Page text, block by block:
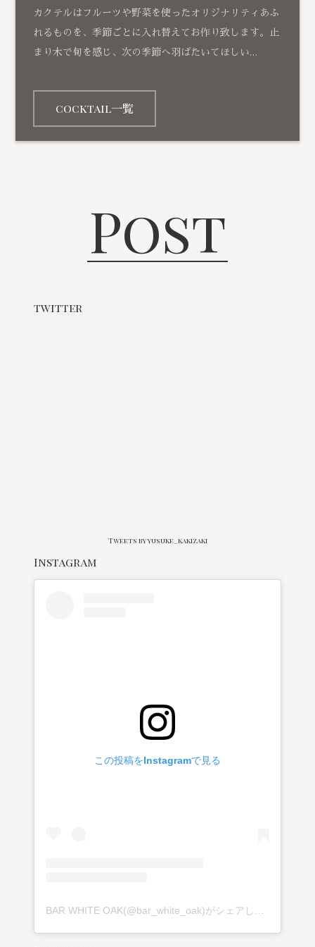
カクテルはフルーツや野菜を使ったオリジナリティあふ
れるものを、季節ごとに入れ替えてお作り致します。止
まり木で旬を感じ、次の季節へ羽ばたいてほしい…
cocktail一覧
Post
twitter
Tweets by yusuke_kakizaki
Instagram
この投稿をInstagramで見る
BAR WHITE OAK(@bar_white_oak)がシェアした投稿